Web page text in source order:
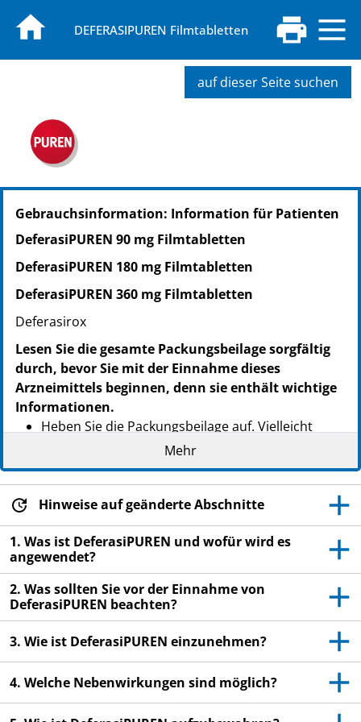
DEFERASIPUREN Filmtabletten
auf dieser Seite suchen
PZN: 16861773
PPN: 111686177328
NTIN: 04150168617735
Gebrauchsinformation: Information für Patienten
DeferasiPUREN 90 mg Filmtabletten
DeferasiPUREN 180 mg Filmtabletten
DeferasiPUREN 360 mg Filmtabletten
Deferasirox
Lesen Sie die gesamte Packungsbeilage sorgfältig
durch, bevor Sie mit der Einnahme dieses
Arzneimittels beginnen, denn sie enthält wichtige
Informationen.
Heben Sie die Packungsbeilage auf. Vielleicht
möchten Sie diese später nochmals lesen.
Wenn Sie weitere Fragen haben, wenden Sie sich
Dieses Arzneimittel wurde Ihnen oder Ihrem Kind
persönlich verschrieben. Geben Sie es nicht an
Dritte weiter. Es kann anderen Menschen
schaden, auch wenn diese die gleichen
Beschwerden haben wie Sie.
Wenn Sie Nebenwirkungen bemerken, wenden Sie
sich an Ihren Arzt oder Apotheker. Dies gilt auch
für Nebenwirkungen, die nicht in dieser
Packungsbeilage angegeben sind. Siehe Abschnitt
4.
Mehr
Hinweise auf geänderte Abschnitte
1. Was ist DeferasiPUREN und wofür wird es
angewendet?
2. Was sollten Sie vor der Einnahme von
DeferasiPUREN beachten?
3. Wie ist DeferasiPUREN einzunehmen?
4. Welche Nebenwirkungen sind möglich?